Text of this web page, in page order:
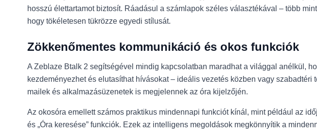
hosszú élettartamot biztosít. Ráadásul a számlapok széles választékával – több
hogy tökéletesen tükrözze egyedi stílusát.
Zökkenőmentes kommunikáció és okos funkciók
A Zeblaze Btalk 2 segítségével mindig kapcsolatban maradhat a világgal anélkül,
kezdeményezhet és elutasíthat hívásokat – ideális vezetés közben vagy
mailek és alkalmazásüzenetek is megjelennek az óra kijelzőjén.
Az okosóra emellett számos praktikus mindennapi funkciót kínál, mint például az
és „Óra keresése” funkciók. Ezek az intelligens megoldások megkönnyítik a